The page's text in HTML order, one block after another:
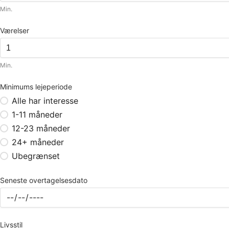
Min.
Værelser
Min.
Minimums lejeperiode
Alle har interesse
1-11 måneder
12-23 måneder
24+ måneder
Ubegrænset
Seneste overtagelsesdato
Livsstil